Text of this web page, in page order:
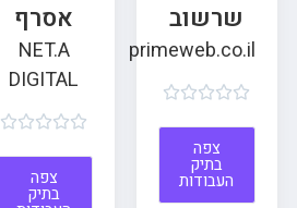
שרשוב
primeweb.co.il





צפה
בתיק
העבודות
אסרף
NET.A
DIGITAL





צפה
בתיק